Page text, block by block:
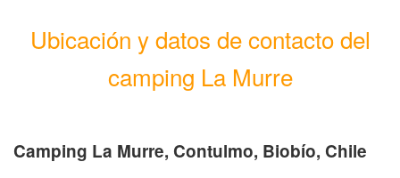
Ubicación y datos de contacto del
camping La Murre
Camping La Murre, Contulmo, Biobío, Chile